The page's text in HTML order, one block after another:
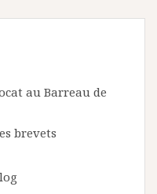
au Barreau de
brevets